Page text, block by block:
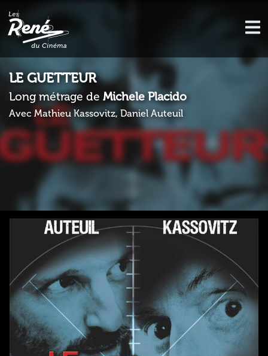
LE GUETTEUR
Long métrage de Michele Placido
Avec Mathieu Kassovitz, Daniel Auteuil